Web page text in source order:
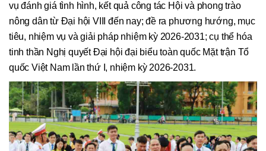
vụ đánh giá tình hình, kết quả công tác Hội và phong trào
nông dân từ Đại hội VIII đến nay; đề ra phương hướng, mục
tiêu, nhiệm vụ và giải pháp nhiệm kỳ 2026-2031; cụ thể hóa
tinh thần Nghị quyết Đại hội đại biểu toàn quốc Mặt trận Tổ
quốc Việt Nam lần thứ I, nhiệm kỳ 2026-2031.